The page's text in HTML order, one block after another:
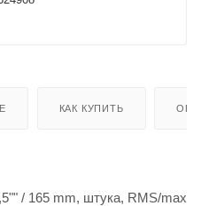
КАК КУПИТЬ
/ 165 mm, штука, RMS/max